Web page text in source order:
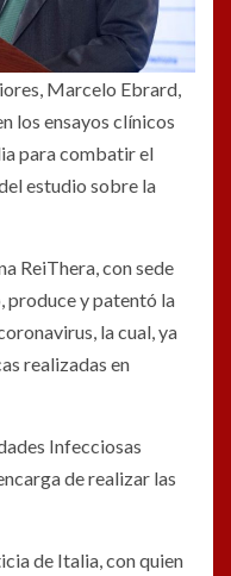
Marcelo Ebrard,
los ensayos clínicos
para combatir el
estudio sobre la
ReiThera, con sede
produce y patentó la
la cual, ya
realizadas en
Infecciosas
de realizar las
de Italia, con quien